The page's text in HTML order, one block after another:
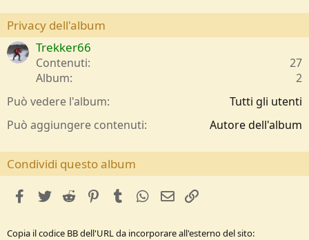
0
t
l
Privacy dell'album
Trekker66
Contenuti
27
Album
2
Può vedere l'album
Tutti gli utenti
Può aggiungere contenuti
Autore dell'album
Condividi questo album
facebookTwitterReddit PinterestTumblrWhatsApp
e-mail
Copia il codice BB dell'URL da incorporare all'esterno del sito